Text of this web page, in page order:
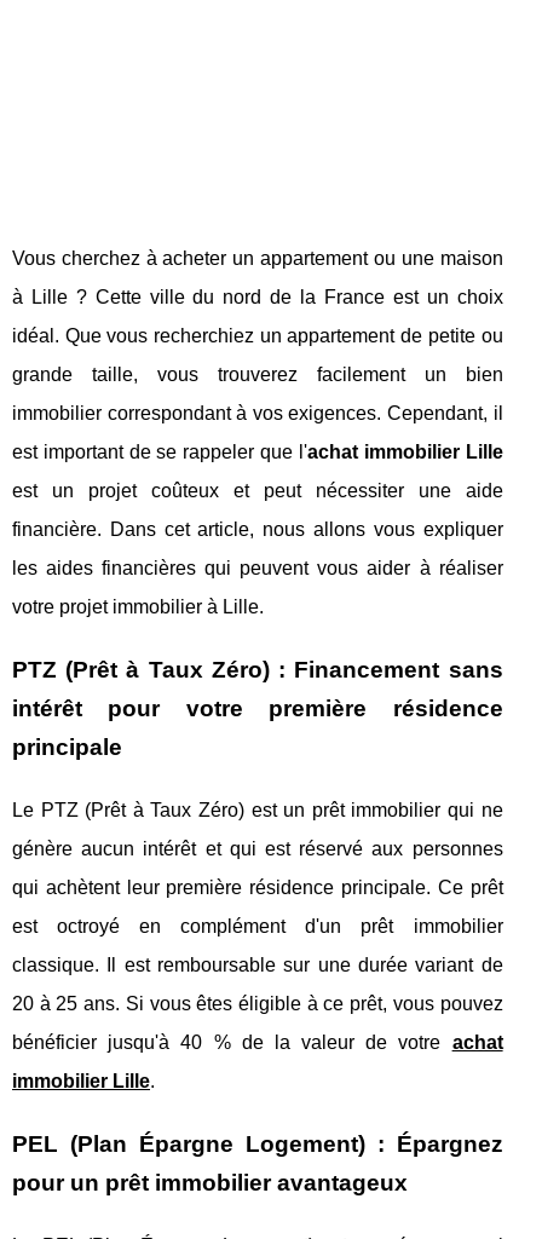
Vous cherchez à acheter un appartement ou une maison
à Lille ? Cette ville du nord de la France est un choix
idéal. Que vous recherchiez un appartement de petite ou
grande taille, vous trouverez facilement un bien
immobilier correspondant à vos exigences. Cependant, il
est important de se rappeler que l'achat immobilier Lille
est un projet coûteux et peut nécessiter une aide
financière. Dans cet article, nous allons vous expliquer
les aides financières qui peuvent vous aider à réaliser
votre projet immobilier à Lille.
PTZ (Prêt à Taux Zéro) : Financement sans
intérêt pour votre première résidence
principale
Le PTZ (Prêt à Taux Zéro) est un prêt immobilier qui ne
génère aucun intérêt et qui est réservé aux personnes
qui achètent leur première résidence principale. Ce prêt
est octroyé en complément d'un prêt immobilier
classique. Il est remboursable sur une durée variant de
20 à 25 ans. Si vous êtes éligible à ce prêt, vous pouvez
bénéficier jusqu'à 40 % de la valeur de votre achat
immobilier Lille.
PEL (Plan Épargne Logement) : Épargnez
pour un prêt immobilier avantageux